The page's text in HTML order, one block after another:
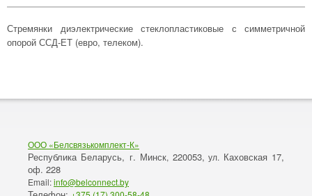
Стремянки диэлектрические стеклопластиковые с симметричной
опорой ССД-ЕТ (евро, телеком).
ООО «Белсвязькомплект-К»
Республика Беларусь, г. Минск, 220053, ул. Каховская 17,
оф. 228
Email:info@belconnect.by